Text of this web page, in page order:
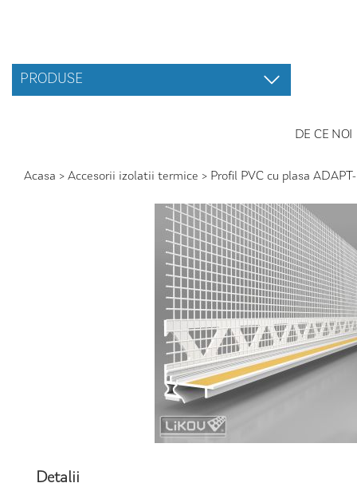
PRODUSE
DE CE NOI
Acasa > Accesorii izolatii termice > Profil PVC cu plasa
Detalii